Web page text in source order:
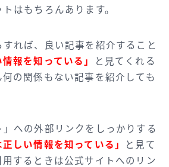
はもちろんあります。
れば、良い記事を紹介すること
情報を知っている」
と見てくれる
の関係もない記事を紹介しても
」への外部リンクをしっかりする
正しい情報を知っている」
と見て
用するときは公式サイトへのリン